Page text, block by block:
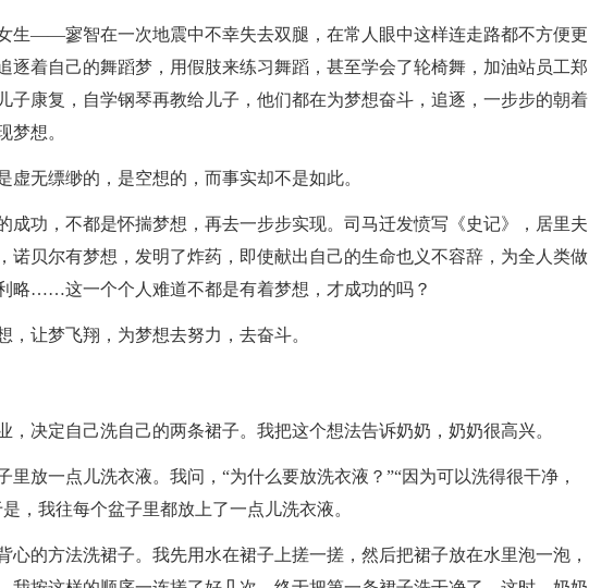
生——寥智在一次地震中不幸失去双腿，在常人眼中这样连走路都不方便更
逐着自己的舞蹈梦，用假肢来练习舞蹈，甚至学会了轮椅舞，加油站员工郑
子康复，自学钢琴再教给儿子，他们都在为梦想奋斗，追逐，一步步的朝着
梦想。
虚无缥缈的，是空想的，而事实却不是如此。
成功，不都是怀揣梦想，再去一步步实现。司马迁发愤写《史记》，居里夫
诺贝尔有梦想，发明了炸药，即使献出自己的生命也义不容辞，为全人类做
略……这一个个人难道不都是有着梦想，才成功的吗？
，让梦飞翔，为梦想去努力，去奋斗。
，决定自己洗自己的两条裙子。我把这个想法告诉奶奶，奶奶很高兴。
里放一点儿洗衣液。我问，“为什么要放洗衣液？”“因为可以洗得很干净，
，我往每个盆子里都放上了一点儿洗衣液。
心的方法洗裙子。我先用水在裙子上搓一搓，然后把裙子放在水里泡一泡，